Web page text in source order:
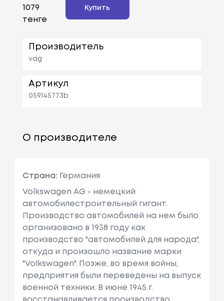
1079
тенге
Купить
Производитель
vag
Артикул
059145773b
О производителе
Страна: Германия
Volkswagen AG - немецкий
автомобилестроительный гигант.
Производство автомобилей на нем было
организовано в 1938 году как
производство "автомобилей для народа",
откуда и произошло название марки
"Volkswagen". Позже, во время войны,
предприятия были переведены на выпуск
военной техники. В июне 1945 г.